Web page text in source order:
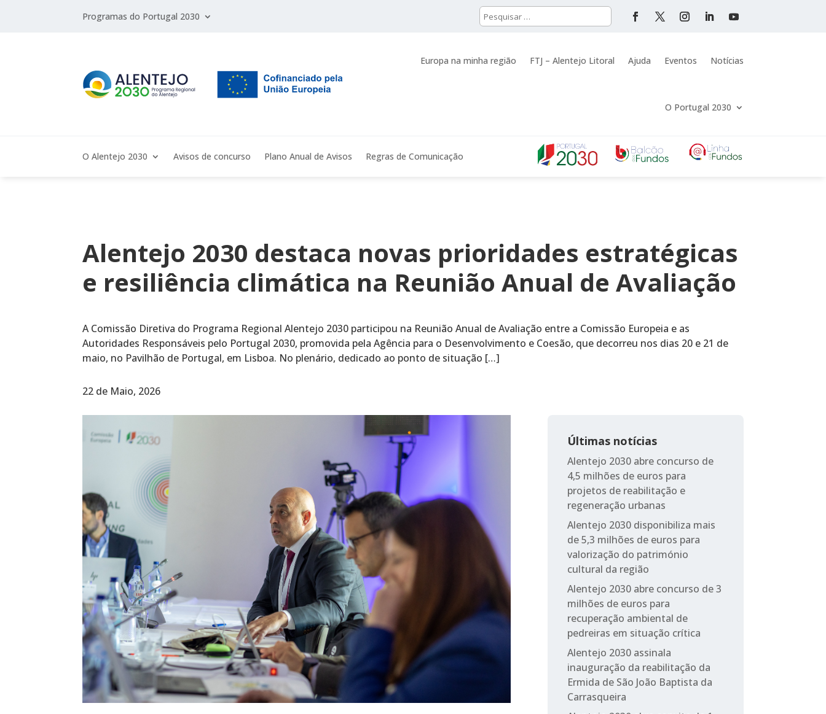
Programas do Portugal 2030
Europa na minha região FTJ – Alentejo Litoral Ajuda Eventos Notícias
O Portugal 2030
O Alentejo 2030 Avisos de concurso Plano Anual de Avisos Regras de Comunicação
Alentejo 2030 destaca novas prioridades estratégicas
e resiliência climática na Reunião Anual de Avaliação
A Comissão Diretiva do Programa Regional Alentejo 2030 participou na Reunião Anual de Avaliação entre a Comissão Europeia e as
Autoridades Responsáveis pelo Portugal 2030, promovida pela Agência para o Desenvolvimento e Coesão, que decorreu nos dias 20 e 21 de
maio, no Pavilhão de Portugal, em Lisboa. No plenário, dedicado ao ponto de situação […]
22 de Maio, 2026
Últimas notícias
Alentejo 2030 abre concurso de
4,5 milhões de euros para
projetos de reabilitação e
regeneração urbanas
Alentejo 2030 disponibiliza mais
de 5,3 milhões de euros para
valorização do património
cultural da região
Alentejo 2030 abre concurso de 3
milhões de euros para
recuperação ambiental de
pedreiras em situação crítica
Alentejo 2030 assinala
inauguração da reabilitação da
Ermida de São João Baptista da
Carrasqueira